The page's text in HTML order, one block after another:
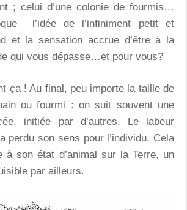
; celui d’une colonie de fourmis…
l’idée de l’infiniment petit et
et la sensation accrue d’être à la
qui vous dépasse…et pour vous?
ça ! Au final, peu importe la taille de
ou fourmi : on suit souvent une
initiée par d’autres. Le labeur
perdu son sens pour l’individu. Cela
à son état d’animal sur la Terre, un
par ailleurs.